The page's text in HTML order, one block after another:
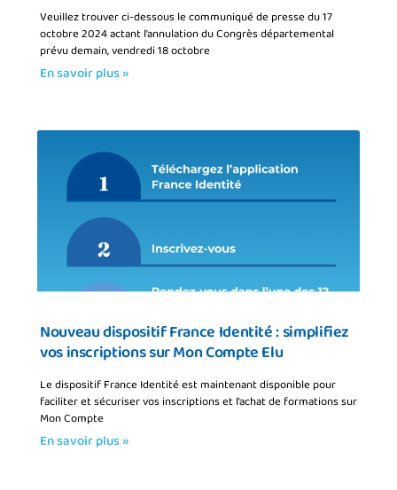
Veuillez trouver ci-dessous le communiqué de presse du 17
octobre 2024 actant l’annulation du Congrès départemental
prévu demain, vendredi 18 octobre
En savoir plus »
Nouveau dispositif France Identité : simplifiez
vos inscriptions sur Mon Compte Elu
Le dispositif France Identité est maintenant disponible pour
faciliter et sécuriser vos inscriptions et l’achat de formations sur
Mon Compte
En savoir plus »